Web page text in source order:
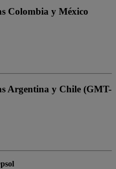
Colombia y México
Argentina y Chile (GMT-